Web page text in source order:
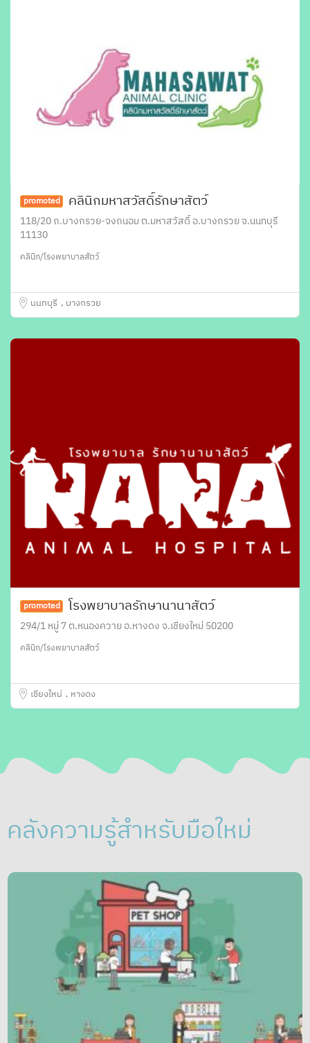
promoted คลินิกมหาสวัสดิ์รักษาสัตว์
118/20 ถ.บางกรวย-จงถนอม ต.มหาสวัสดิ์ อ.บางกรวย จ.นนทบุรี
11130
คลินิก/โรงพยาบาลสัตว์
นนทบุรี บางกรวย
promoted โรงพยาบาลรักษานานาสัตว์
294/1 หมู่ 7 ต.หนองควาย อ.หางดง จ.เชียงใหม่ 50200
คลินิก/โรงพยาบาลสัตว์
เชียงใหม่ หางดง
คลังความรู้สำหรับมือใหม่